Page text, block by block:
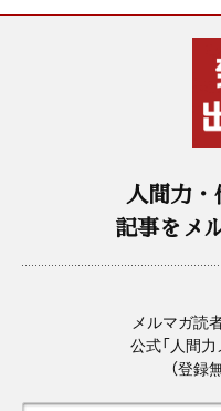
人間力
記事をメ
メルマガ読
公式「人間
（登録